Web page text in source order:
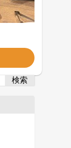
検索